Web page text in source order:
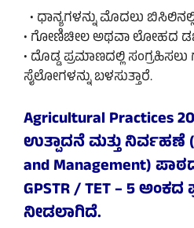
• ಧಾನ್ಯಗಳನ್ನು ಮೊದಲು
• ಗೋಣಿಚೀಲ ಅಥವಾ ಲೋಹದ
• ದೊಡ್ಡ ಪ್ರಮಾಣದಲ್ಲಿ
ಸೈಲೋಗಳನ್ನು ಬಳಸುತ್ತಾರೆ.
Agricultural Practices
ಉತ್ಪಾದನೆ ಮತ್ತು ನಿರ್ವಹಣೆ
and Management)
GPSTR / TET – 5 ಅಂಕದ
ನೀಡಲಾಗಿದೆ.